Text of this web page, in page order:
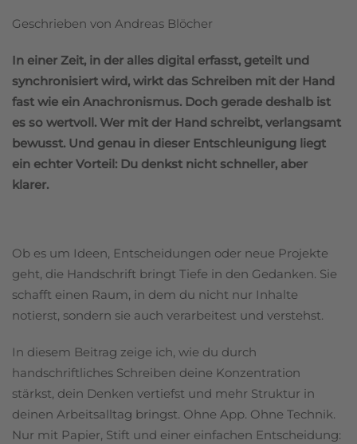
Geschrieben von Andreas Blöcher
In einer Zeit, in der alles digital erfasst, geteilt und
synchronisiert wird, wirkt das Schreiben mit der Hand
fast wie ein Anachronismus. Doch gerade deshalb ist
es so wertvoll. Wer mit der Hand schreibt, verlangsamt
bewusst. Und genau in dieser Entschleunigung liegt
ein echter Vorteil: Du denkst nicht schneller, aber
klarer.
Ob es um Ideen, Entscheidungen oder neue Projekte
geht, die Handschrift bringt Tiefe in den Gedanken. Sie
schafft einen Raum, in dem du nicht nur Inhalte
notierst, sondern sie auch verarbeitest und verstehst.
In diesem Beitrag zeige ich, wie du durch
handschriftliches Schreiben deine Konzentration
stärkst, dein Denken vertiefst und mehr Struktur in
deinen Arbeitsalltag bringst. Ohne App. Ohne Technik.
Nur mit Papier, Stift und einer einfachen Entscheidung: